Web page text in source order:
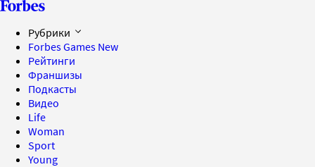
Рубрики
Forbes Games New
Рейтинги
Франшизы
Подкасты
Видео
Life
Woman
Sport
Young